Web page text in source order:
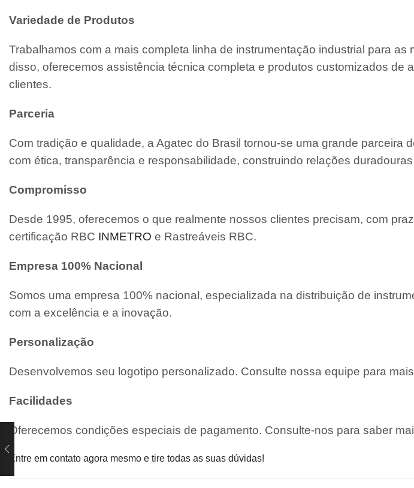
Variedade de Produtos
Trabalhamos com a mais completa linha de instrumentação industrial para as
disso, oferecemos assistência técnica completa e produtos customizados de
clientes.
Parceria
Com tradição e qualidade, a Agatec do Brasil tornou-se uma grande parceira
com ética, transparência e responsabilidade, construindo relações
Compromisso
Desde 1995, oferecemos o que realmente nossos clientes precisam, com
certificação RBC INMETRO e Rastreáveis RBC.
Empresa 100% Nacional
Somos uma empresa 100% nacional, especializada na distribuição de
com a excelência e a inovação.
Personalização
Desenvolvemos seu logotipo personalizado. Consulte nossa equipe para
Facilidades
Oferecemos condições especiais de pagamento. Consulte-nos para saber
Entre em contato agora mesmo e tire todas as suas dúvidas!